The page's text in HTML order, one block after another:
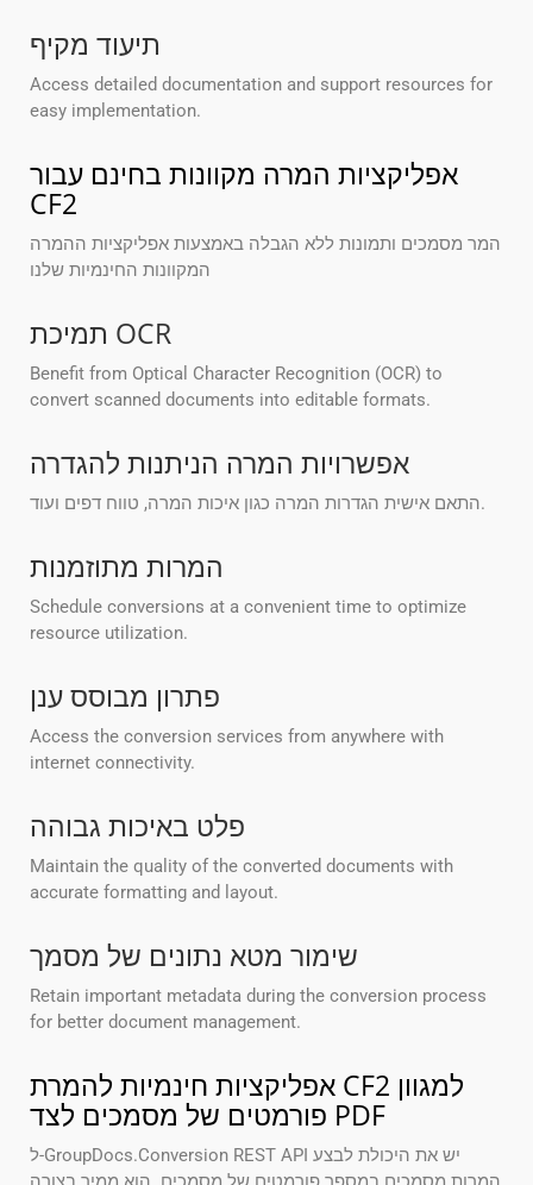
תיעוד מקיף
Access detailed documentation and support resources for
easy implementation.
אפליקציות המרה מקוונות בחינם עבור
CF2
המר מסמכים ותמונות ללא הגבלה באמצעות אפליקציות ההמרה
המקוונות החינמיות שלנו
תמיכת OCR
Benefit from Optical Character Recognition (OCR) to
convert scanned documents into editable formats.
אפשרויות המרה הניתנות להגדרה
התאם אישית הגדרות המרה כגון איכות המרה, טווח דפים ועוד.
המרות מתוזמנות
Schedule conversions at a convenient time to optimize
resource utilization.
פתרון מבוסס ענן
Access the conversion services from anywhere with
internet connectivity.
פלט באיכות גבוהה
Maintain the quality of the converted documents with
accurate formatting and layout.
שימור מטא נתונים של מסמך
Retain important metadata during the conversion process
for better document management.
אפליקציות חינמיות להמרת CF2 למגוון
פורמטים של מסמכים לצד PDF
ל-GroupDocs.Conversion REST API יש את היכולת לבצע